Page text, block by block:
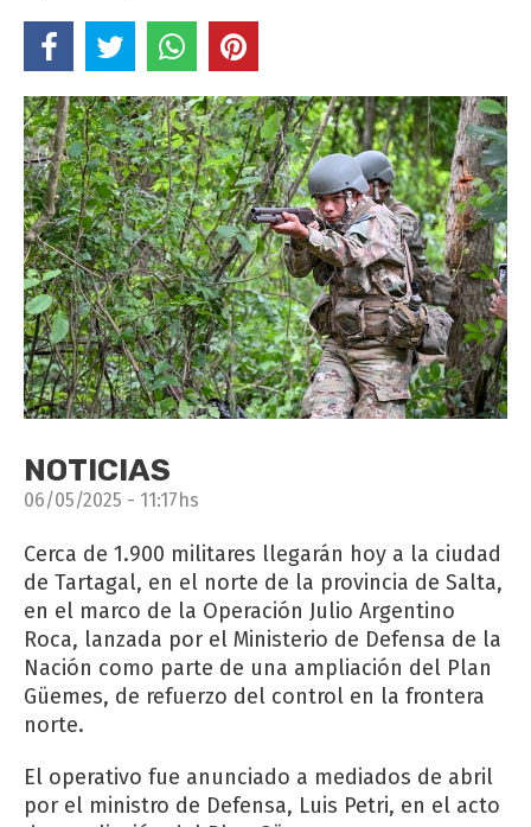
NOTICIAS
06/05/2025 - 11:17hs
Cerca de 1.900 militares llegarán hoy a la ciudad
de Tartagal, en el norte de la provincia de Salta,
en el marco de la Operación Julio Argentino
Roca, lanzada por el Ministerio de Defensa de la
Nación como parte de una ampliación del Plan
Güemes, de refuerzo del control en la frontera
norte.
El operativo fue anunciado a mediados de abril
por el ministro de Defensa, Luis Petri, en el acto